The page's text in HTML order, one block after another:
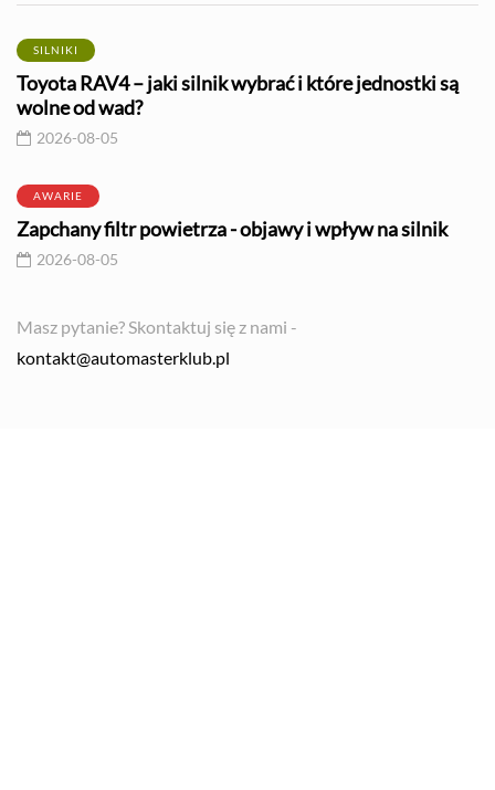
SILNIKI
Toyota RAV4 – jaki silnik wybrać i które jednostki są
wolne od wad?
2026-08-05
AWARIE
Zapchany filtr powietrza - objawy i wpływ na silnik
2026-08-05
Masz pytanie? Skontaktuj się z nami -
kontakt@automasterklub.pl